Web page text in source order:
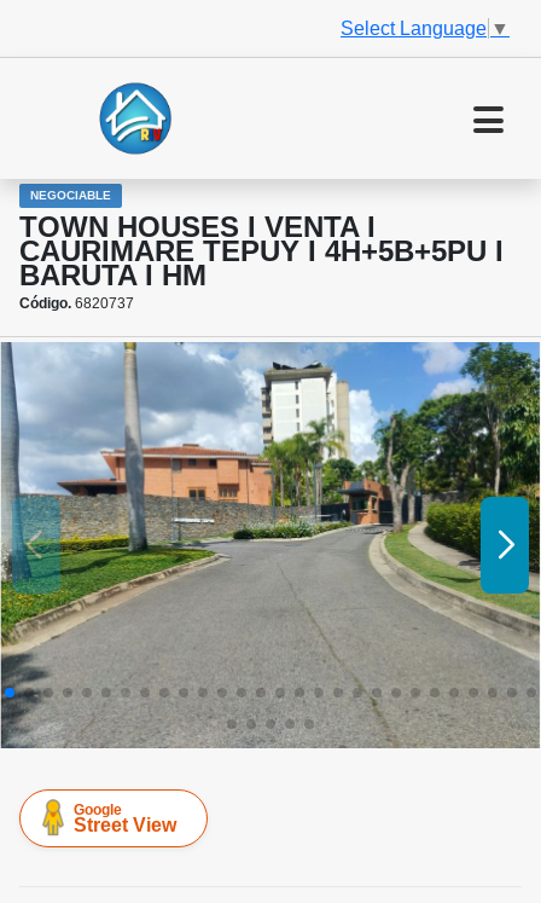
Select Language ▼
NEGOCIABLE
TOWN HOUSES I VENTA I
CAURIMARE TEPUY I 4H+5B+5PU I
BARUTA I HM
Código. 6820737
Google
Street View